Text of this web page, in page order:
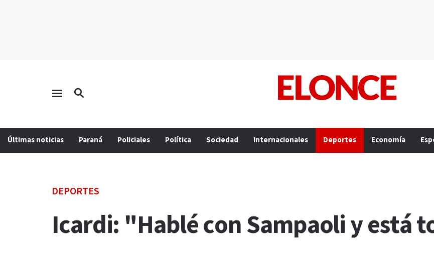
Últimas noticias Paraná Policiales Política Sociedad Internacionales Deportes Economía
DEPORTES
Icardi: "Hablé con Sampaoli y está